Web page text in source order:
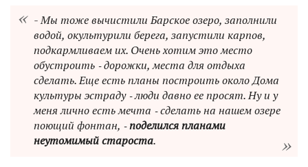
- Мы тоже вычистили Барское озеро, заполнили
водой, окультурили берега, запустили карпов,
подкармливаем их. Очень хотим это место
обустроить ‑ дорожки, места для отдыха
сделать. Еще есть планы построить около Дома
культуры эстраду ‑ люди давно ее просят. Ну и у
меня лично есть мечта ‑ сделать на нашем озере
поющий фонтан, ‑поделился планами
неутомимый староста.